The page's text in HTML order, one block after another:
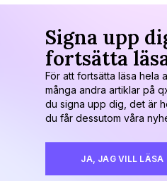
Signa upp
fortsätta
För att fortsätta läsa hela
många andra artiklar på
du signa upp dig, det är
du får dessutom våra
JA, JAG VILL LÄSA